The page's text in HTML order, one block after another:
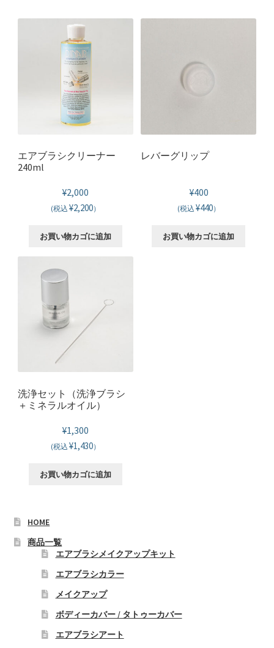
エアブラシクリーナー
240ml
¥2,000
(税込 ¥2,200）
お買い物カゴに追加
レバーグリップ
¥400
(税込 ¥440）
お買い物カゴに追加
洗浄セット（洗浄ブラシ
＋ミネラルオイル）
¥1,300
(税込 ¥1,430）
お買い物カゴに追加
HOME
商品一覧
エアブラシメイクアップキット
エアブラシカラー
メイクアップ
ボディーカバー / タトゥーカバー
エアブラシアート